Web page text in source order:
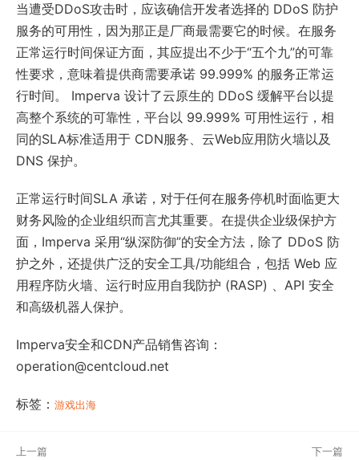
当遭受DDoS攻击时，应该确信开发者选择的 DDoS 防护
服务的可用性，因为那正是厂商最需要它的时候。在服务
正常运行时间保证方面，其应提出不少于“五个九”的可靠
性要求，意味着提供商需要承诺 99.999% 的服务正常运
行时间。 Imperva 设计了云原生的 DDoS 缓解平台以提
高整个系统的可靠性，平台以 99.999% 可用性运行，相
同的SLA标准适用于 CDN服务、云Web应用防火墙以及
DNS 保护。
正常运行时间SLA 承诺，对于任何在服务停机时面临更大
财务风险的企业组织而言尤其重要。在提供企业级保护方
面，Imperva 采用“纵深防御”的安全方法，除了 DDoS 防
护之外，还提供广泛的安全工具/功能组合，包括 Web 应
用程序防火墙、运行时应用自我防护 (RASP) 、API 安全
和高级机器人保护。
Imperva安全和CDN产品销售咨询：
operation@centcloud.net
标签： 游戏出海
上一篇 下一篇